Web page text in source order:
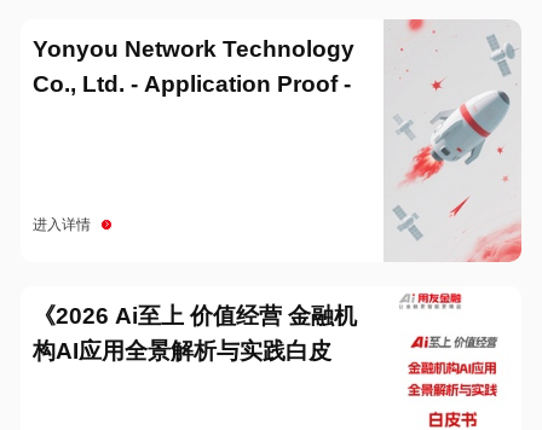
Yonyou Network Technology
Co., Ltd. - Application Proof -
进入详情
《2026 Ai至上 价值经营 金融机
构AI应用全景解析与实践白皮